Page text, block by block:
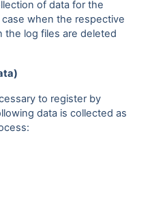
of data for the
when the respective
the log files are deleted
to register by
data is collected as